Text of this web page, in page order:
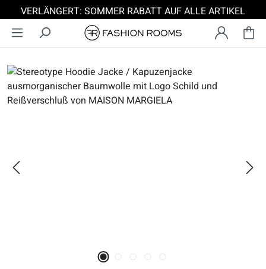
Zum Hauptinhalt springen
VERLÄNGERT: SOMMER RABATT AUF ALLE ARTIKEL
Bildergalerie überspringen